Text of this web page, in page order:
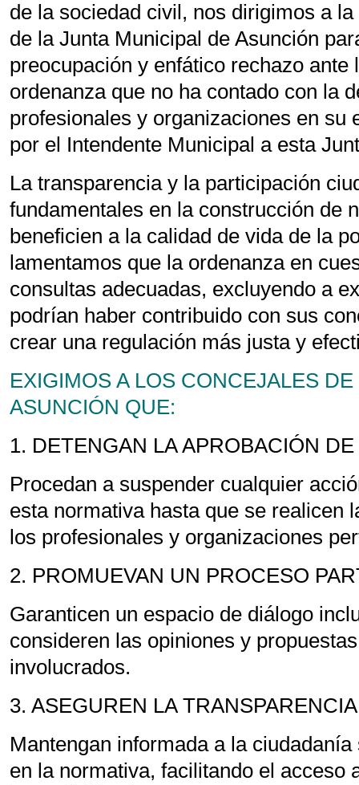
de la sociedad civil, nos dirigimos a
de la Junta Municipal de Asunción
preocupación y enfático rechazo
ordenanza que no ha contado con la
profesionales y organizaciones en su
por el Intendente Municipal a esta
La transparencia y la participación
fundamentales en la construcción de
beneficien a la calidad de vida de la
lamentamos que la ordenanza en
consultas adecuadas, excluyendo a
podrían haber contribuido con sus
crear una regulación más justa y
EXIGIMOS A LOS CONCEJALES
ASUNCIÓN QUE:
1. DETENGAN LA APROBACIÓN
Procedan a suspender cualquier
esta normativa hasta que se realicen
los profesionales y organizaciones
2. PROMUEVAN UN PROCESO
Garanticen un espacio de diálogo
consideren las opiniones y
involucrados.
3. ASEGUREN LA
Mantengan informada a la
en la normativa, facilitando el acceso